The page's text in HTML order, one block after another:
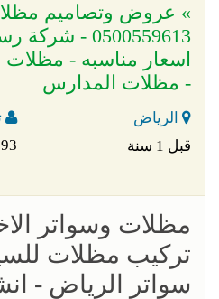
» عروض وتصاميم مظلات
0500559613 -
اسعار مناسبه - مظلات
- مظلات المدارس
الرياض
قبل 1 سنة
مظلات وسواتر
تركيب مظلات
سواتر الرياض -